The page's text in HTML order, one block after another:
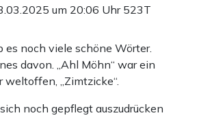
um 20:06 Uhr 523T
es noch viele schöne Wörter.
davon. „Ahl Möhn“ war ein
weltoffen, „Zimtzicke“.
noch gepflegt auszudrücken